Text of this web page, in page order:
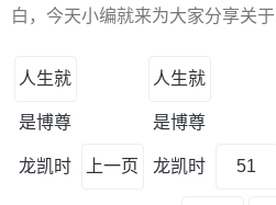
情细腻、情节动人
白，今天小编就来为大家分享关
果有什么好玩且免费赛车游戏 如
了它那你玩的时候非常的刺激。
常的*快。而且好像自己身临其境
人生就
是博尊
龙凯时 上一页
人生就
是博尊
龙凯时 51